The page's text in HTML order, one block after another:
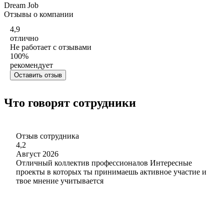
Dream Job
Отзывы о компании
4,9
отлично
Не работает с отзывами
100%
рекомендует
Оставить отзыв
Что говорят сотрудники
Отзыв сотрудника
4,2
Август 2026
Отличный коллектив профессионалов Интересные
проекты в которых ты принимаешь активное участие и
твое мнение учитывается